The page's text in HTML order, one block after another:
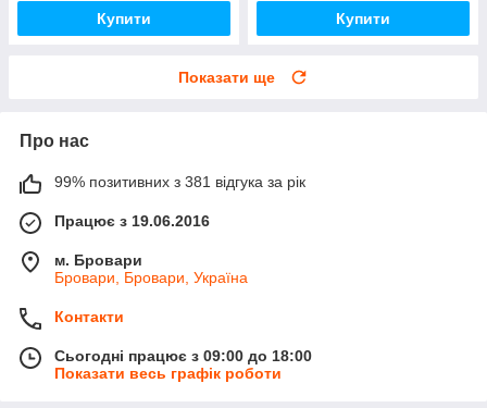
Купити Купити
Показати ще
Про нас
99% позитивних з 381 відгука за рік
Працює з 19.06.2016
м. Бровари
Бровари, Бровари, Україна
Контакти
Сьогодні працює з 09:00 до 18:00
Показати весь графік роботи